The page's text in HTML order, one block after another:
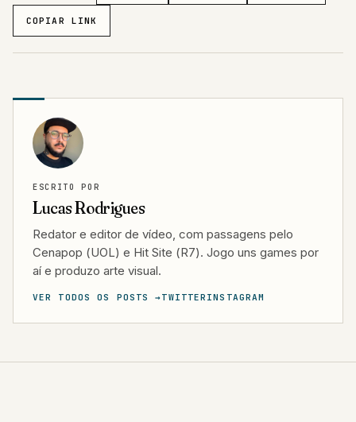
COPIAR LINK
ESCRITO POR
Lucas Rodrigues
Redator e editor de vídeo, com passagens pelo
Cenapop (UOL) e Hit Site (R7). Jogo uns games por
aí e produzo arte visual.
VER TODOS OS POSTS →TWITTER INSTAGRAM